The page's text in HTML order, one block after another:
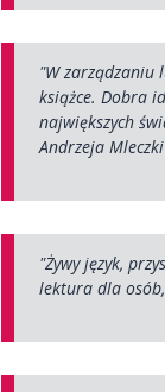
"W zarządzaniu
książce. Dobra
największych
Andrzeja
"Żywy język,
lektura dla